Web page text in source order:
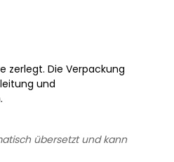
zerlegt. Die Verpackung
und
übersetzt und kann